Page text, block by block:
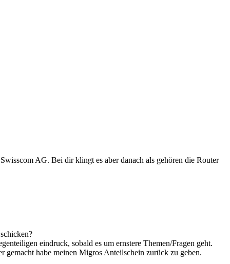
AG. Bei dir klingt es aber danach als gehören die Router
eindruck, sobald es um ernstere Themen/Fragen geht.
habe meinen Migros Anteilschein zurück zu geben.